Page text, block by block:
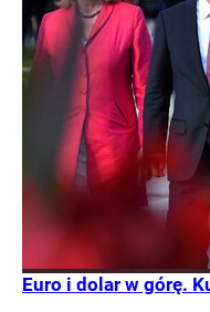
Euro i dolar w górę.